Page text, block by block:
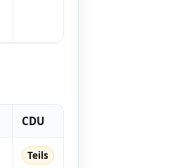
CDU
Teils